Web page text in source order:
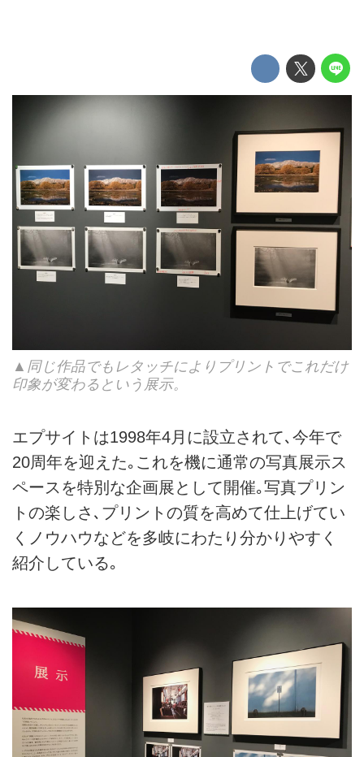
▲同じ作品でもレタッチによりプリントでこれだけ
印象が変わるという展示。
エプサイトは1998年4月に設立されて､今年で
20周年を迎えた｡これを機に通常の写真展示ス
ペースを特別な企画展として開催｡写真プリン
トの楽しさ､プリントの質を高めて仕上げてい
くノウハウなどを多岐にわたり分かりやすく
紹介している｡